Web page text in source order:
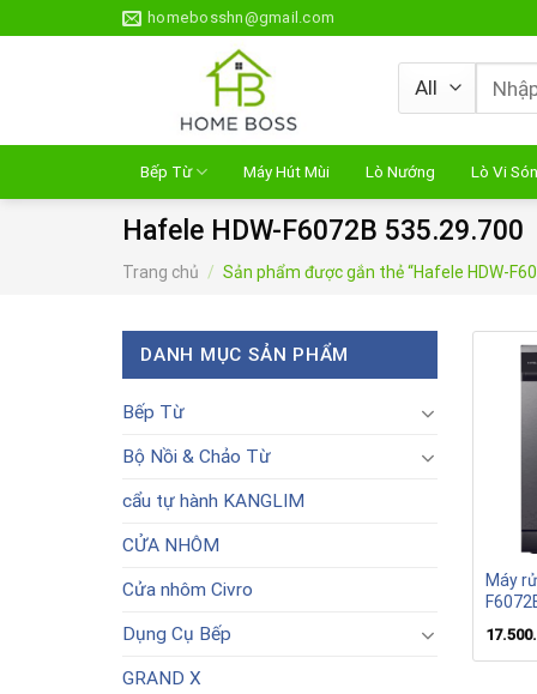
to
homebosshn@gmail.com
Tìm
kiếm:
Bếp Từ Máy Hút Mùi Lò Nướng Lò Vi
Hafele HDW-F6072B 535.29.700
Trang chủ / Sản phẩm được gắn thẻ “Hafele HDW-
DANH MỤC SẢN PHẨM
Bếp Từ
Bộ Nồi & Chảo Từ
cẩu tự hành KANGLIM
CỬA NHÔM
Cửa nhôm Civro
Dụng Cụ Bếp
GRAND X
Máy